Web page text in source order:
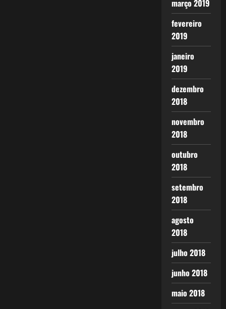
março 2019
fevereiro
2019
janeiro
2019
dezembro
2018
novembro
2018
outubro
2018
setembro
2018
agosto
2018
julho 2018
junho 2018
maio 2018